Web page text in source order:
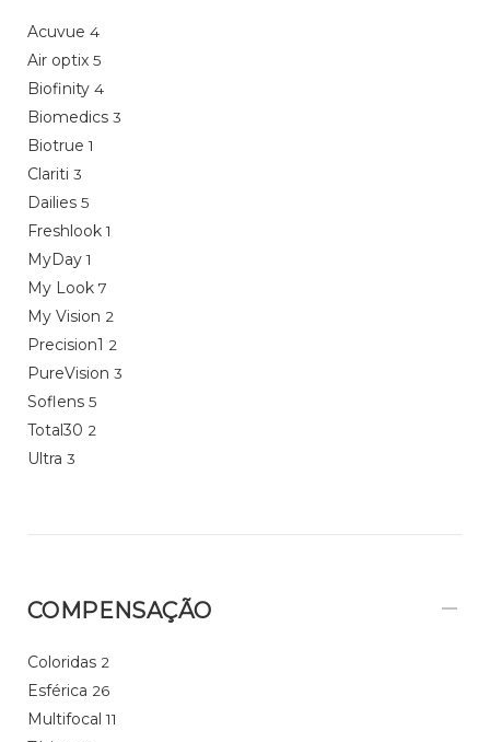
Acuvue 4
Air optix 5
Biofinity 4
Biomedics 3
Biotrue 1
Clariti 3
Dailies 5
Freshlook 1
MyDay 1
My Look 7
My Vision 2
Precision1 2
PureVision 3
Soflens 5
Total30 2
Ultra 3
COMPENSAÇÃO
Coloridas 2
Esférica 26
Multifocal 11